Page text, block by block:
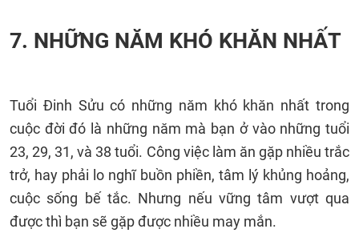
7. NHỮNG NĂM KHÓ KHĂN NHẤT
Tuổi Đinh Sửu có những năm khó khăn nhất trong
cuộc đời đó là những năm mà bạn ở vào những tuổi
23, 29, 31, và 38 tuổi. Công việc làm ăn gặp nhiều trắc
trở, hay phải lo nghĩ buồn phiền, tâm lý khủng hoảng,
cuộc sống bế tắc. Nhưng nếu vững tâm vượt qua
được thì bạn sẽ gặp được nhiều may mắn.